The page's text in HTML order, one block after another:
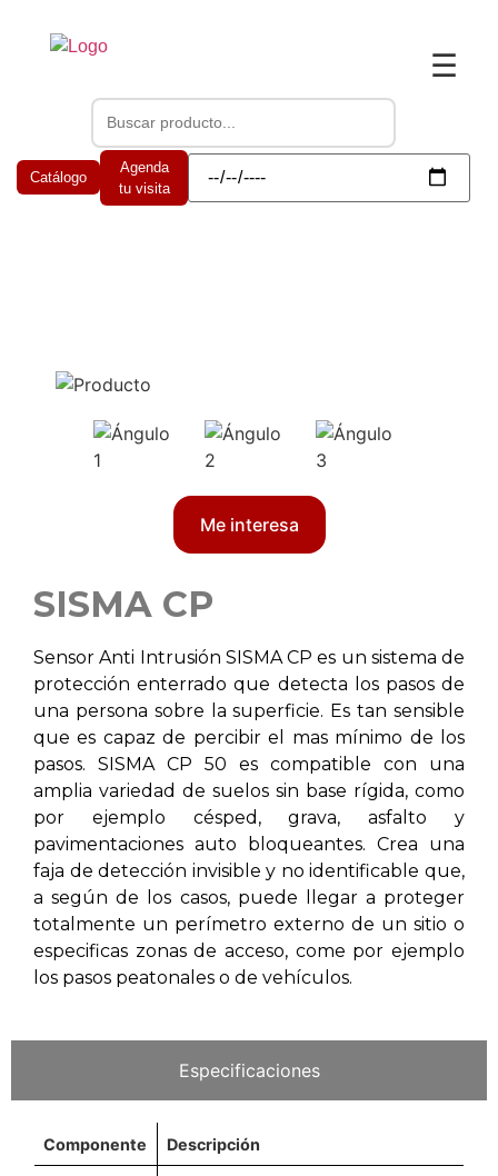
☰
Catálogo
Agenda
tu visita
Me interesa
SISMA CP
Sensor Anti Intrusión SISMA CP es un sistema de
protección enterrado que detecta los pasos de
una persona sobre la superficie. Es tan sensible
que es capaz de percibir el mas mínimo de los
pasos. SISMA CP 50 es compatible con una
amplia variedad de suelos sin base rígida, como
por ejemplo césped, grava, asfalto y
pavimentaciones auto bloqueantes. Crea una
faja de detección invisible y no identificable que,
a según de los casos, puede llegar a proteger
totalmente un perímetro externo de un sitio o
especificas zonas de acceso, come por ejemplo
los pasos peatonales o de vehículos.
Especificaciones
Componente Descripción